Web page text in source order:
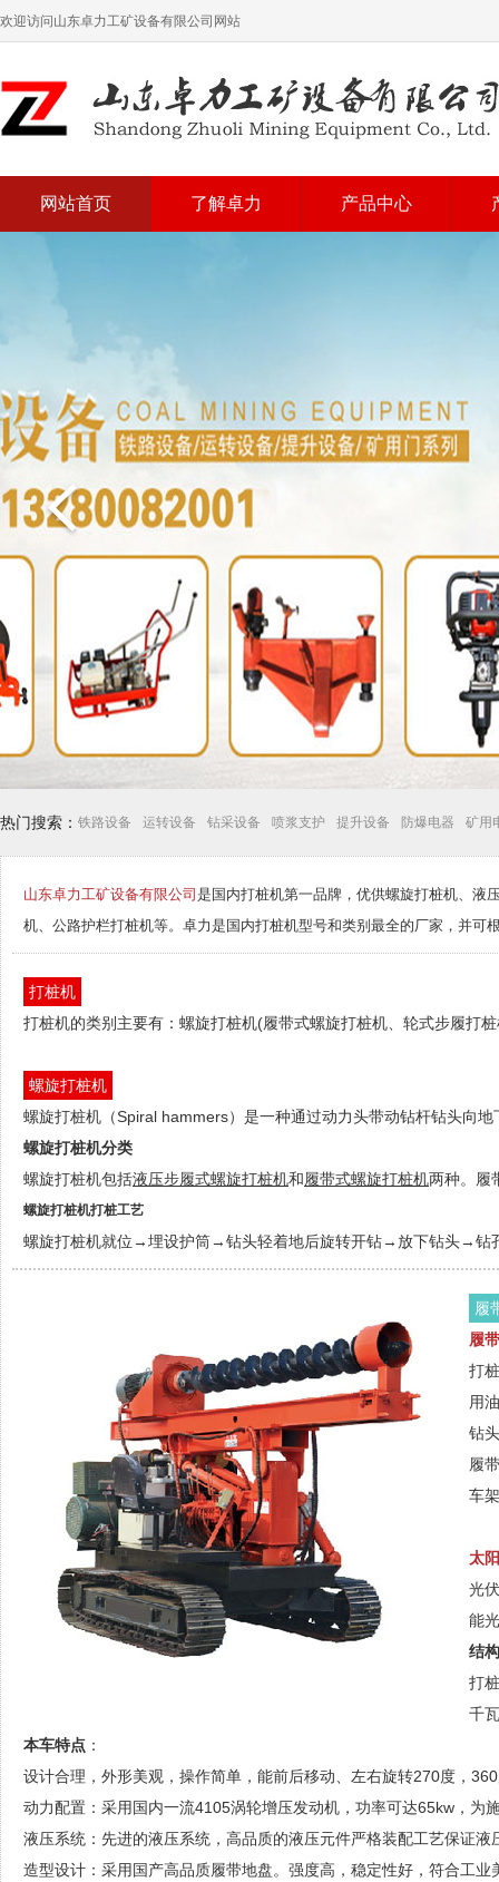
欢迎访问山东卓力工矿设备有限公司网站
网站首页 了解卓力 产品中心
热门搜索： 铁路设备 运转设备 钻采设备 喷浆支护 提升设备 防爆电器 矿用
山东卓力工矿设备有限公司 是国内打桩机第一品牌，优供螺旋打桩机、液
机、公路护栏打桩机等。卓力是国内打桩机型号和类别最全的厂家，并可
打桩机
打桩机的类别主要有：螺旋打桩机(履带式螺旋打桩机、轮式步履打
螺旋打桩机
螺旋打桩机（Spiral hammers）是一种通过动力头带动钻杆钻头向
螺旋打桩机分类
螺旋打桩机包括液压步履式螺旋打桩机和 履带式螺旋打桩机两种。履
螺旋打桩机打桩工艺
螺旋打桩机就位→埋设护筒→钻头轻着地后旋转开钻→放下钻头→钻
履
履
打
用
钻
履
车
太
光
能
结
打
千
本车特点 ：
设计合理，外形美观，操作简单，能前后移动、左右旋转270度，
动力配置：采用国内一流4105涡轮增压发动机，功率可达65kw，为
液压系统：先进的液压系统，高品质的液压元件严格装配工艺保证
造型设计：采用国产高品质履带地盘。强度高，稳定性好，符合工